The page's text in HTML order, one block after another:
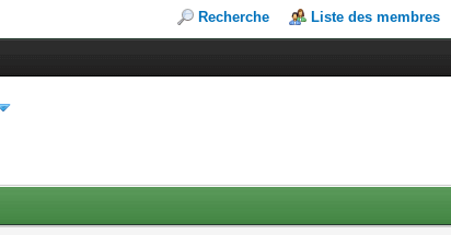
Recherche Liste des membres